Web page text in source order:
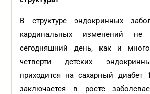
В структуре эндокринных
кардинальных изменений
сегодняшний день, как и
четверти детских
приходится на сахарный диабет
заключается в росте